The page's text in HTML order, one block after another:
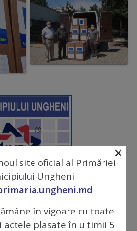
site oficial al Primăriei
Ungheni
în vigoare cu toate
actele plasate în ultimii 5
×